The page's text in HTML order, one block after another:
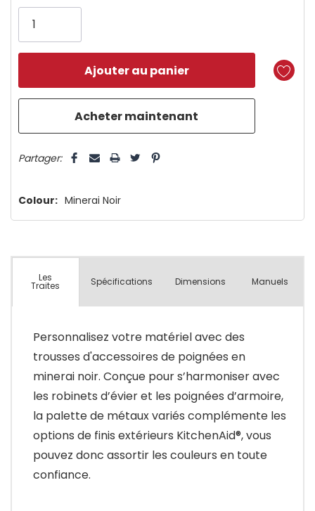
vous!
plus
Partager:
Colour: Minerai Noir
Les
Traites Spécifications Dimensions Manuels
Personnalisez votre matériel avec des
trousses d'accessoires de poignées en
minerai noir. Conçue pour s’harmoniser avec
les robinets d’évier et les poignées d’armoire,
la palette de métaux variés complémente les
options de finis extérieurs KitchenAid®, vous
pouvez donc assortir les couleurs en toute
confiance.